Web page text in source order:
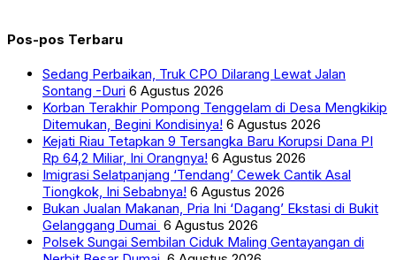
Pos-pos Terbaru
Sedang Perbaikan, Truk CPO Dilarang Lewat Jalan
Sontang -Duri 6 Agustus 2026
Korban Terakhir Pompong Tenggelam di Desa Mengkikip
Ditemukan, Begini Kondisinya! 6 Agustus 2026
Kejati Riau Tetapkan 9 Tersangka Baru Korupsi Dana PI
Rp 64,2 Miliar, Ini Orangnya! 6 Agustus 2026
Imigrasi Selatpanjang ‘Tendang’ Cewek Cantik Asal
Tiongkok, Ini Sebabnya! 6 Agustus 2026
Bukan Jualan Makanan, Pria Ini ‘Dagang’ Ekstasi di Bukit
Gelanggang Dumai 6 Agustus 2026
Polsek Sungai Sembilan Ciduk Maling Gentayangan di